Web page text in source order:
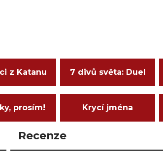
z Katanu 7 divů světa: Duel
prosím! Krycí jména
Recenze